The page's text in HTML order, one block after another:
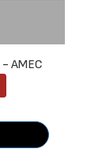
AMEC